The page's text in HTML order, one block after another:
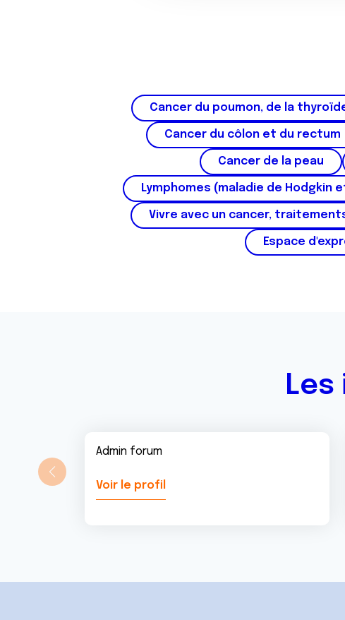
e
m
t
Cancer du poumon, de la
Cancer du côlon et du rectum
Cancer de la peau
Lymphomes (maladie de Hodgkin
Vivre avec un cancer,
Espace
Admin forum
Voir le profil